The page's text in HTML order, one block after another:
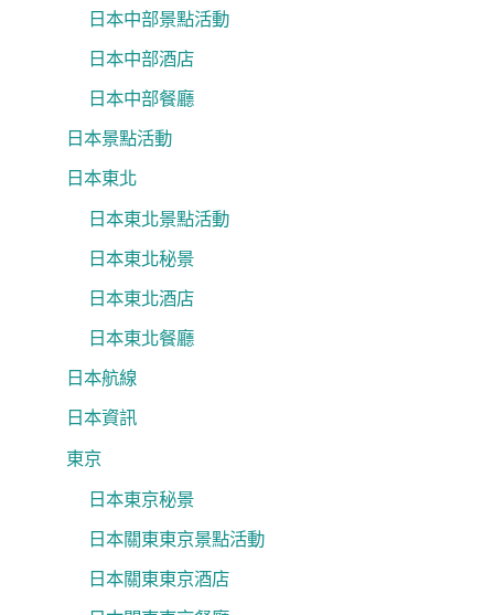
日本中部景點活動
日本中部酒店
日本中部餐廳
日本景點活動
日本東北
日本東北景點活動
日本東北秘景
日本東北酒店
日本東北餐廳
日本航線
日本資訊
東京
日本東京秘景
日本關東東京景點活動
日本關東東京酒店